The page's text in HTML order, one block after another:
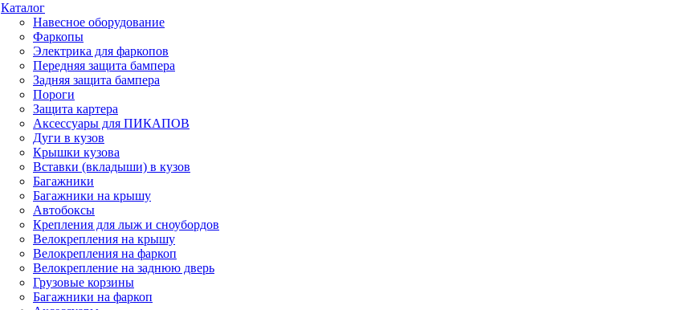
Каталог
Навесное оборудование
Фаркопы
Электрика для фаркопов
Передняя защита бампера
Задняя защита бампера
Пороги
Защита картера
Аксессуары для ПИКАПОВ
Дуги в кузов
Крышки кузова
Вставки (вкладыши) в кузов
Багажники
Багажники на крышу
Автобоксы
Крепления для лыж и сноубордов
Велокрепления на крышу
Велокрепления на фаркоп
Велокрепление на заднюю дверь
Грузовые корзины
Багажники на фаркоп